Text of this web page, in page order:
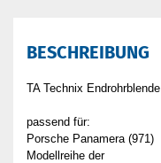
BESCHREIBUNG
TA Technix Endrohrblende
passend für:
Porsche Panamera (971)
Modellreihe der